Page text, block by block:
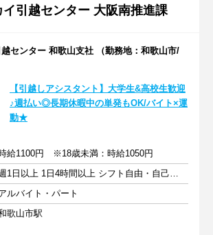
引越センター 大阪南推進課
センター 和歌山支社 （勤務地：和歌山市/
【引越しアシスタント】大学生&高校生歓迎
♪週払い◎長期休暇中の単発もOK/バイト×運
動★
給1100円 ※18歳未満：時給1050円
週1日以上 1日4時間以上 シフト自由・自己申告
ルバイト・パート
歌山市駅